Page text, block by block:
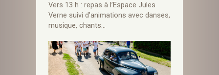
Vers 13 h : repas à l’Espace Jules
Verne suivi d’animations avec danses,
musique, chants…